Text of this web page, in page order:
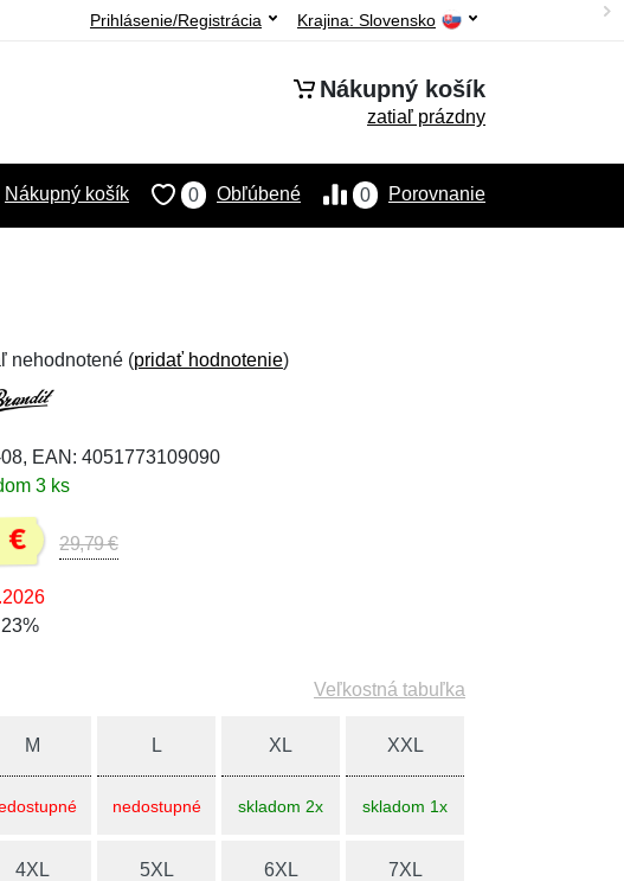
Krajina: Slovensko
Prihlásenie/Registrácia
Nákupný košík
zatiaľ prázdny
0 Porovnanie
0 Obľúbené
Nákupný košík
nehodnotené (pridať hodnotenie)
EAN: 4051773109090
3 ks
29,79 €
Veľkostná tabuľka
M L
nedostupné
XL
skladom 2x
XXL
skladom 1x
4XL 5XL 6XL 7XL